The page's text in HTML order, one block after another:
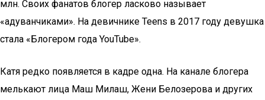
млн. Своих фанатов блогер ласково называет
«адуванчиками». На девичнике Teens в 2017 году девушка
стала «Блогером года YouTube».
Катя редко появляется в кадре одна. На канале блогера
мелькают лица Маш Милаш, Жени Белозерова и других